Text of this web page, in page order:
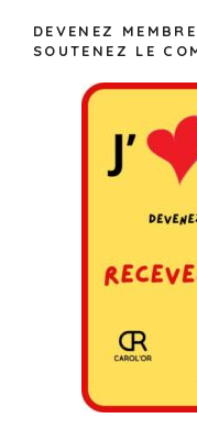
DEVENEZ
SOUTENEZ LE